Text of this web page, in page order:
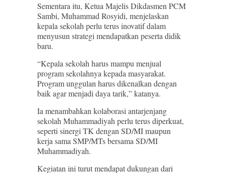
Sementara itu, Ketua Majelis Dikdasmen PCM
Sambi, Muhammad Rosyidi, menjelaskan
kepala sekolah perlu terus inovatif dalam
menyusun strategi mendapatkan peserta didik
baru.
“Kepala sekolah harus mampu menjual
program sekolahnya kepada masyarakat.
Program unggulan harus dikenalkan dengan
baik agar menjadi daya tarik,” katanya.
Ia menambahkan kolaborasi antarjenjang
sekolah Muhammadiyah perlu terus diperkuat,
seperti sinergi TK dengan SD/MI maupun
kerja sama SMP/MTs bersama SD/MI
Muhammadiyah.
Kegiatan ini turut mendapat dukungan dari